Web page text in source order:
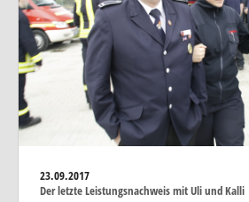
23.09.2017
Der letzte Leistungsnachweis mit Uli und Kalli